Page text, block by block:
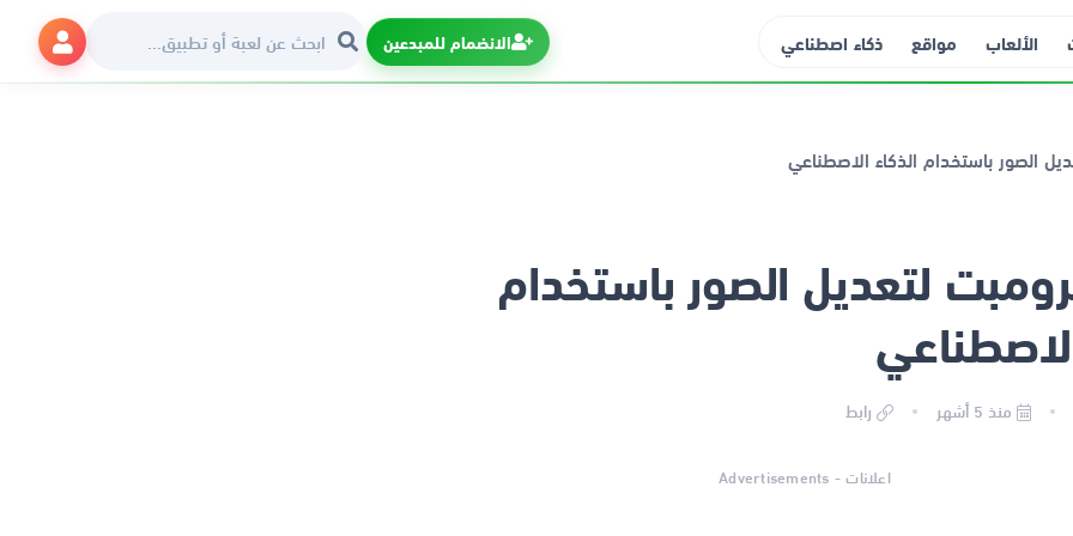
الألعاب مواقع ذكاء اصطناعي الانضمام للمبدعين
لتعديل الصور باستخدام
منذ 5 أشهر رابط
اعلانات - Advertisements